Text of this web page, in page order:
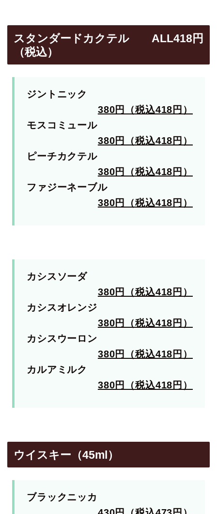
スタンダードカクテル ALL418円
（税込）
ジントニック
380円（税込418円）
モスコミュール
380円（税込418円）
ピーチカクテル
380円（税込418円）
ファジーネーブル
380円（税込418円）
カシスソーダ
380円（税込418円）
カシスオレンジ
380円（税込418円）
カシスウーロン
380円（税込418円）
カルアミルク
380円（税込418円）
ウイスキー（45ml）
ブラックニッカ